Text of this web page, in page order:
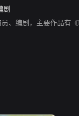
剧
员、编剧，主要作品有